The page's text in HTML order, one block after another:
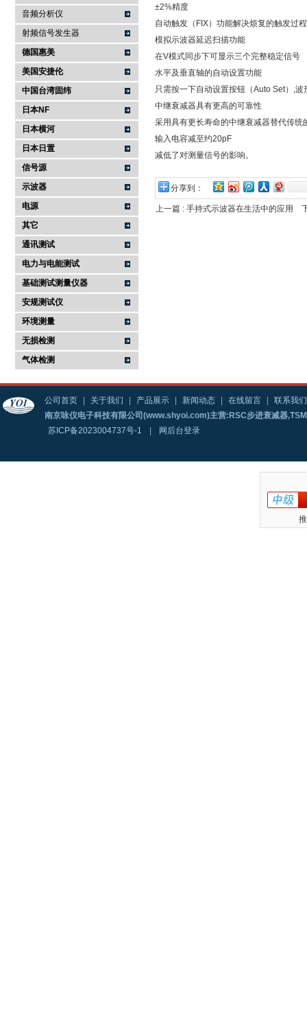
音频分析仪
射频信号发生器
德国惠美
美国安捷伦
中国台湾固纬
日本NF
日本横河
日本日置
信号源
示波器
电源
其它
通讯测试
电力与电能测试
基础测试测量仪器
安规测试仪
环境测量
无损检测
气体检测
±2%精度
自动触发（FIX）功能解决烦复的触发过程
模拟示波器延迟扫描功能
在V模式同步下可显示三个完整稳定信号
水平及垂直轴的自动设置功能
只需按一下自动设置按钮（Auto Set）,
中继衰减器具有更高的可靠性
采用具有更长寿命的中继衰减器替代传统
输入电容减至约20pF
减低了对测量信号的影响。
分享到：
上一篇 : 手持式示波器在生活中的应用
公司首页 关于我们 产品展示 新闻动态 在线留言
联系我们
南京咏仪电子科技有限公司(www.shyoi.com)主营:RSC步进衰减器
苏ICP备2023004737号-1
网后台登录